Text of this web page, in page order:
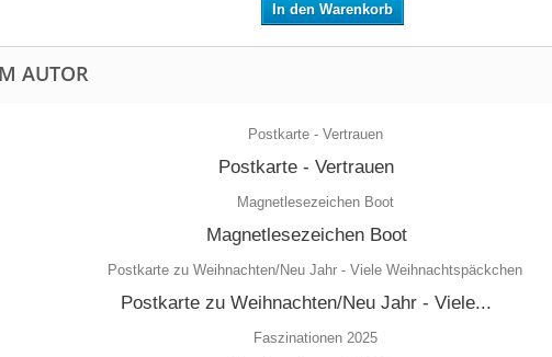
In den Warenkorb
AUTOR
Postkarte - Vertrauen
Magnetlesezeichen Boot
Postkarte zu Weihnachten/Neu Jahr - Viele...